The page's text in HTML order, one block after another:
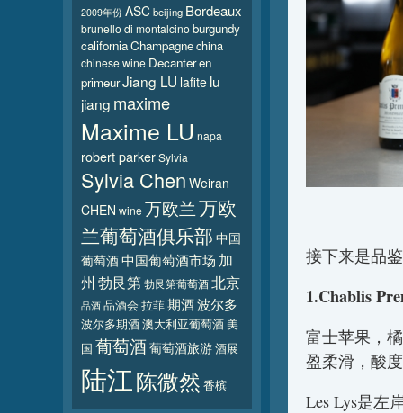
接下来是品
1.Chablis
富士苹果，
盈柔滑，酸
Les Lys是左
2009年份 ASCbeijing Bordeaux
brunello di montalcinoburgundy
californiaChampagnechina
chinese wine Decanteren
primeurJiang LU lafite lu
jiang maxime
Maxime LU napa
robert parkerSylvia
Sylvia Chen Weiran
CHEN wine万欧兰万欧
兰葡萄酒俱乐部中国
葡萄酒中国葡萄酒市场 加
州 勃艮第勃艮第葡萄酒北京
品酒品酒会 拉菲期酒波尔多
波尔多期酒澳大利亚葡萄酒美
国 葡萄酒葡萄酒旅游酒展
陆江陈微然 香槟